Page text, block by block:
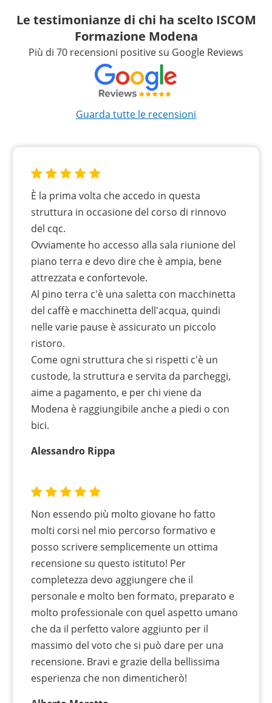
Le testimonianze di chi ha scelto ISCOM
Formazione Modena
Più di 70 recensioni positive su Google Reviews
Guarda tutte le recensioni
È la prima volta che accedo in questa
struttura in occasione del corso di rinnovo
del cqc.
Ovviamente ho accesso alla sala riunione del
piano terra e devo dire che è ampia, bene
attrezzata e confortevole.
Al pino terra c'è una saletta con macchinetta
del caffè e macchinetta dell'acqua, quindi
nelle varie pause è assicurato un piccolo
ristoro.
Come ogni struttura che si rispetti c'è un
custode, la struttura e servita da parcheggi,
aime a pagamento, e per chi viene da
Modena è raggiungibile anche a piedi o con
bici.
Alessandro Rippa
Non essendo più molto giovane ho fatto
molti corsi nel mio percorso formativo e
posso scrivere semplicemente un ottima
recensione su questo istituto! Per
completezza devo aggiungere che il
personale e molto ben formato, preparato e
molto professionale con quel aspetto umano
che da il perfetto valore aggiunto per il
massimo del voto che si può dare per una
recensione. Bravi e grazie della bellissima
esperienza che non dimenticherò!